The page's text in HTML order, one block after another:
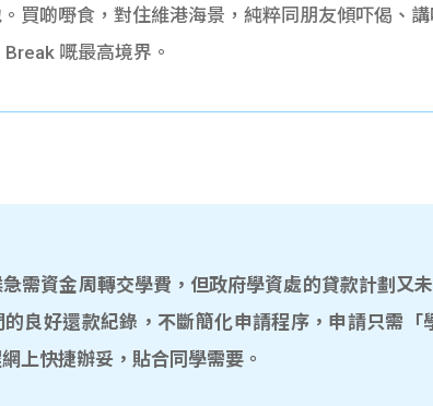
買啲嘢食，對住維港海景，純粹同朋友傾吓偈、
嘅最高境界。
需資金周轉交學費，但政府學資處的貸款計劃又
良好還款紀錄，不斷簡化申請程序，申請只需
上快捷辦妥，貼合同學需要。